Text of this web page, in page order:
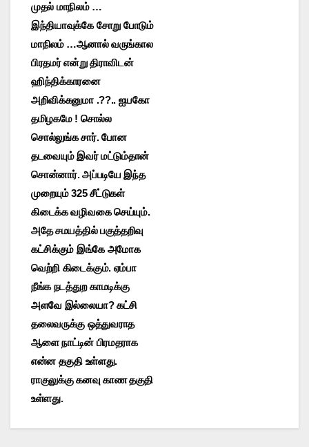
முதல் மாநிலம் …
இந்தியாவுக்கே சோறு போடும்
மாநிலம் …ஆனால் வருங்கால
பிரதமர் என்று திராவிடன்
ஹிந்திக்காரனை
அறிவிக்கனுமா .??.. ஐயகோ
தமிழகமே ! சொல்ல
சொல்லுங்க சார். போன
தடவையும் இவர் மட்டும்தான்
சொன்னார். அப்படியே இந்த
முறையும் 325 சீட்டுகள்
கிடைக்க வழிவகை செய்யும்.
அதே சமயத்தில் பகுத்தறிவு
கட்சிக்கும் இங்கே அமோக
வெற்றி கிடைக்கும். ஏம்பா
நீங்க நடத்துற காமடிக்கு
அளவே இல்லையா? கட்சி
தலைவருக்கு ஒத்துவராத
ஆளை நாட்டின் பிரமதராக
என்ன தகுதி உள்ளது.
ராகுலுக்கு கனவு காண தகுதி
உள்ளது.